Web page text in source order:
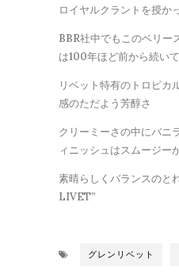
ロイヤルクラントを授か
BBR社中でもこのベリー
は100年ほど前から続い
リベット特有のトロピカ
感のただよう芳醇さ
クリーミーさの中にバニ
ィニッシュはスムージー
素晴らしくバランスのと
LIVET”
グレンリベット